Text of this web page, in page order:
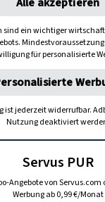
einzelnen
nach Wintern.
der
sich nur
nicht wirklich
zu
sind ein wichtiger
für personalisierte
ist jederzeit widerrufbar.
Nutzung deaktiviert
Servus PUR
Angebote von
Werbung ab 0,99 €/Monat